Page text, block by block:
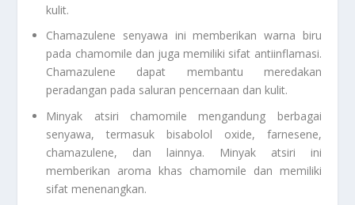
kulit.
Chamazulene senyawa ini memberikan warna biru
pada chamomile dan juga memiliki sifat antiinflamasi.
Chamazulene dapat membantu meredakan
peradangan pada saluran pencernaan dan kulit.
Minyak atsiri chamomile mengandung berbagai
senyawa, termasuk bisabolol oxide, farnesene,
chamazulene, dan lainnya. Minyak atsiri ini
memberikan aroma khas chamomile dan memiliki
sifat menenangkan.